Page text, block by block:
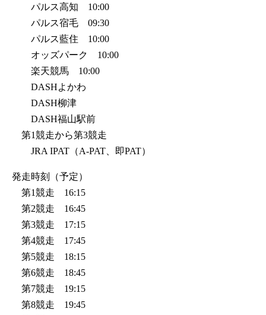
パルス高知 10:00
パルス宿毛 09:30
パルス藍住 10:00
オッズパーク 10:00
楽天競馬 10:00
DASHよかわ
DASH柳津
DASH福山駅前
第1競走から第3競走
JRA IPAT（A-PAT、即PAT）
発走時刻（予定）
第1競走 16:15
第2競走 16:45
第3競走 17:15
第4競走 17:45
第5競走 18:15
第6競走 18:45
第7競走 19:15
第8競走 19:45